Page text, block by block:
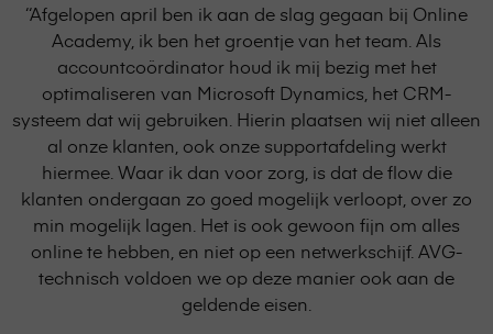
‘‘Afgelopen april ben ik aan de slag gegaan bij Online
Academy, ik ben het groentje van het team. Als
accountcoördinator houd ik mij bezig met het
optimaliseren van Microsoft Dynamics, het CRM-
systeem dat wij gebruiken. Hierin plaatsen wij niet alleen
al onze klanten, ook onze supportafdeling werkt
hiermee. Waar ik dan voor zorg, is dat de flow die
klanten ondergaan zo goed mogelijk verloopt, over zo
min mogelijk lagen. Het is ook gewoon fijn om alles
online te hebben, en niet op een netwerkschijf. AVG-
technisch voldoen we op deze manier ook aan de
geldende eisen.